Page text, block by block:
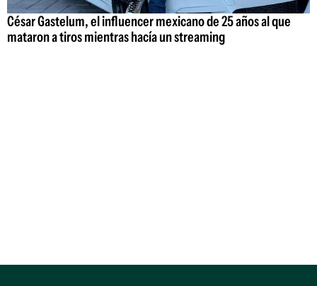
César Gastelum, el influencer mexicano de 25 años al que
mataron a tiros mientras hacía un streaming